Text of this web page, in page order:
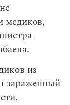
медиков,
из
зараженный